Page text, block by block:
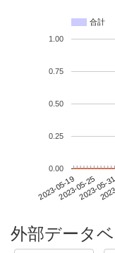
合計
2023-05-192023-05-25
2023-05-
0.00
0.25
0.50
0.75
1.00
外部データ